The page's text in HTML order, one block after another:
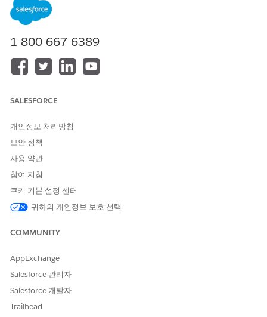
PWA 스토어프런트에서 구매자 동의를 위한 SLAS 클라이언트
설정
PWA 스토어프런트가 있는 경우 B2C Commerce 인스턴스에
대한 Shopper Login and API Access Service(SLAS(Shopper
Login and API Access Service) 클라이언트를 설정하여 액세스
토큰을 요청합니다.
Salesforce에서 구매자에게 알림을 보내는 데 사용할 채널 유형
사용하려면 B2C Commerce 인스턴스에서 특성 정의를 생성하
고 채널의 Salesforce 레코드 ID에 매핑합니다.
구매자 동의 생성하기
동의 요청에 설명된 조건에 따라 마케팅 커뮤니케이션을 보낼
수 있는 권한을 얻어 구매자와 직접 연결합니다.
동의 활성화 또는 비활성화
다.
PWA(Progressive Web App) 사이트의 마케팅 동의 바닥글 구
성 요소 또는 Storefront Reference Architecture(SFRA) 사이
트의 바닥글 및 등록 구성 요소에 구매자 동의를 표시할 수 있습
니다.
1-800-667-6389
SALESFORCE
개인정보 처리방침
보안 정책
사용 약관
참여 지침
쿠키 기본 설정 센터
귀하의 개인정보 보호 선택
COMMUNITY
AppExchange
Salesforce 관리자
Salesforce 개발자
Trailhead